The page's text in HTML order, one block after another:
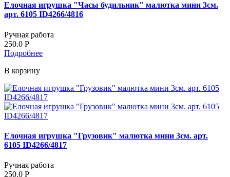
Елочная игрушка "Часы будильник" малютка мини 3см.
арт. 6105 ID4266/4816
Ручная работа
250.0 Р
Подробнее
В корзину
Елочная игрушка "Грузовик" малютка мини 3см. арт.
6105 ID4266/4817
Ручная работа
250.0 Р